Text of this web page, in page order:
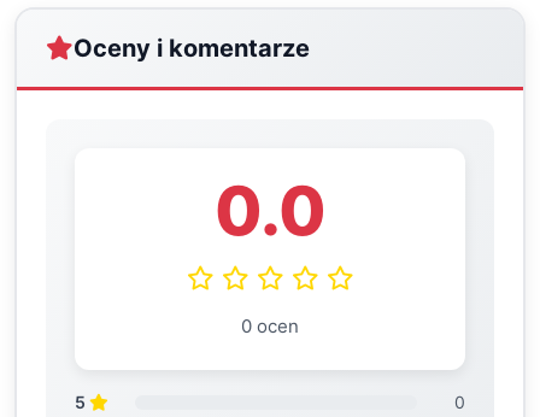
Oceny i komentarze
0.0
0 ocen
5
0